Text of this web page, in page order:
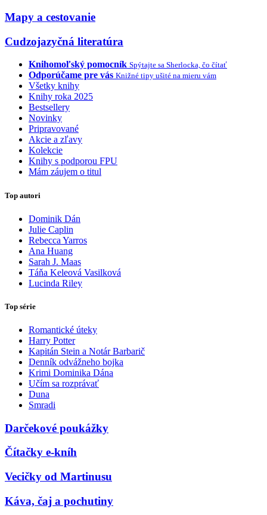
Mapy a cestovanie
Cudzojazyčná literatúra
Knihomoľský pomocník Spýtajte sa Sherlocka, čo čítať
Odporúčame pre vás Knižné tipy ušité na mieru vám
Všetky knihy
Knihy roka 2025
Bestsellery
Novinky
Pripravované
Akcie a zľavy
Kolekcie
Knihy s podporou FPU
Mám záujem o titul
Top autori
Dominik Dán
Julie Caplin
Rebecca Yarros
Ana Huang
Sarah J. Maas
Táňa Keleová Vasilková
Lucinda Riley
Top série
Romantické úteky
Harry Potter
Kapitán Stein a Notár Barbarič
Denník odvážneho bojka
Krimi Dominika Dána
Učím sa rozprávať
Duna
Smradi
Darčekové poukážky
Čítačky e-kníh
Vecičky od Martinusu
Káva, čaj a pochutiny